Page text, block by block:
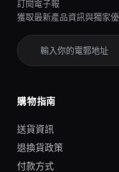
訂閱電子報
獲取最新產品資訊與獨家
購物指南
送貨資訊
退換貨政策
付款方式